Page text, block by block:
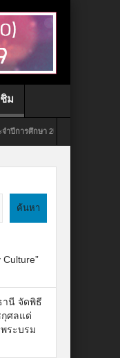
ม
มิลเลนเนียม ออโต้ กรุ๊ป จัดกิจ
ค้นหา
านี จัดพิธี
ศลแด่
ระบรม